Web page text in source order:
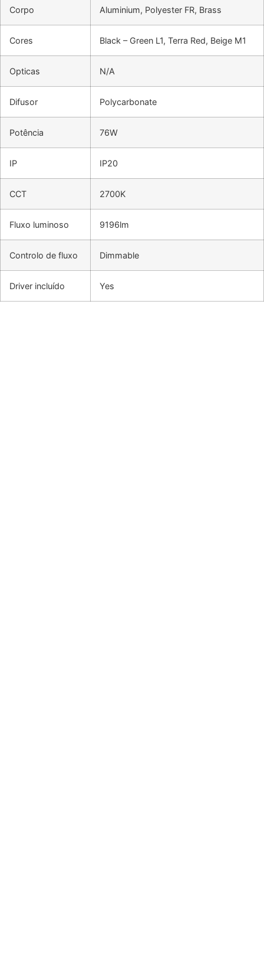
Corpo Aluminium, Polyester FR, Brass
Cores Black – Green L1, Terra Red, Beige M1
Opticas N/A
Difusor Polycarbonate
Potência 76W
IP IP20
CCT 2700K
Fluxo luminoso 9196lm
Controlo de fluxo Dimmable
Driver incluído Yes